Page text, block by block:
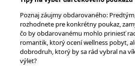
Poznaj záujmy obdarovaného:
rozhodnete pre konkrétny poukaz,
čo by obdarovanému mohlo priniesť
romantik, ktorý ocení wellness pobyt,
dobrodruh, ktorý by sa rád vybral na
výlet?